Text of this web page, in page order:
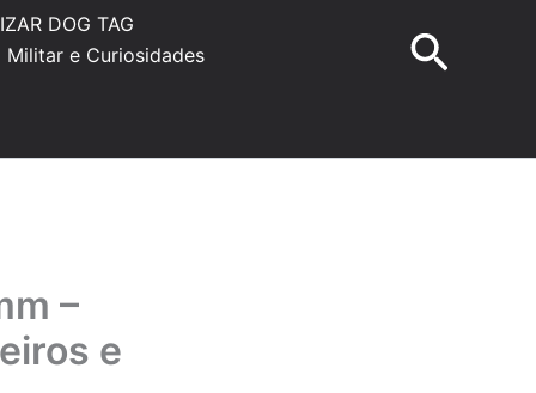
DOG TAG
Militar e Curiosidades
–
e